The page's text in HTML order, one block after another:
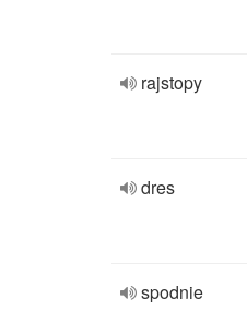
rajstopy
dres
spodnie